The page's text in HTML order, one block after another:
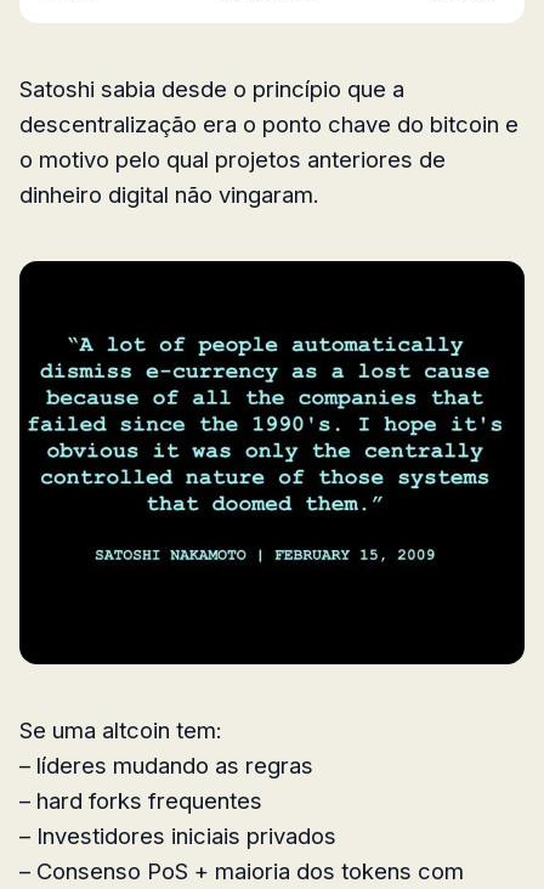
Satoshi sabia desde o princípio que a
descentralização era o ponto chave do bitcoin e
o motivo pelo qual projetos anteriores de
dinheiro digital não vingaram.
Se uma altcoin tem:
– líderes mudando as regras
– hard forks frequentes
– Investidores iniciais privados
– Consenso PoS + maioria dos tokens com